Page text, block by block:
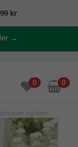
kr
→
0 0
og bier